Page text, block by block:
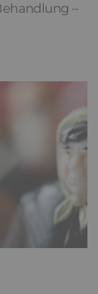
–